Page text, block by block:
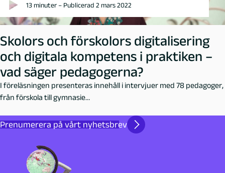
13 minuter – Publicerad 2 mars 2022
Skolors och förskolors digitalisering
och digitala kompetens i praktiken –
vad säger pedagogerna?
I föreläsningen presenteras innehåll i intervjuer med 78 pedagoger,
från förskola till gymnasie…
Prenumerera på vårt nyhetsbrev